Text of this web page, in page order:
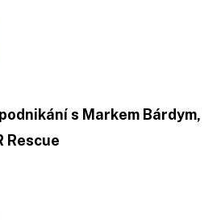
s Markem Bárdym,
Rescue